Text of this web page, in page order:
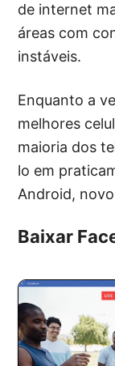
de internet
áreas com
instáveis.
Enquanto a
melhores
maioria dos
lo em
Android,
Baixar